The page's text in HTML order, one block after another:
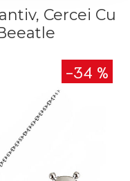
Cercei Cu
-34 %